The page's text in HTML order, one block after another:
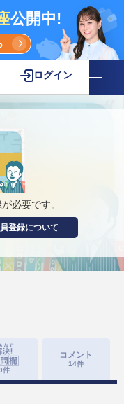
公開中!
ログイン
必要です。
登録について
件
コメント
14件